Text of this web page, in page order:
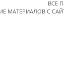
ВСЕ
МАТЕРИАЛОВ C